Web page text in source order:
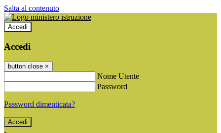
Salta al contenuto
Accedi
Accedi
button close ×
Nome Utente
Password
Password dimenticata?